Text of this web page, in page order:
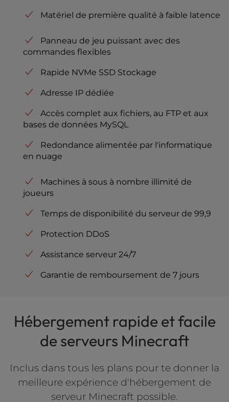
Matériel de première qualité à faible latence
Panneau de jeu puissant avec des
commandes flexibles
Rapide NVMe SSD Stockage
Adresse IP dédiée
Accès complet aux fichiers, au FTP et aux
bases de données MySQL
Redondance alimentée par l'informatique
en nuage
Machines à sous à nombre illimité de
joueurs
Temps de disponibilité du serveur de 99,9
Protection DDoS
Assistance serveur 24/7
Garantie de remboursement de 7 jours
Hébergement rapide et facile
de serveurs Minecraft
Inclus dans tous les plans pour te donner la
meilleure expérience d'hébergement de
serveur Minecraft possible.